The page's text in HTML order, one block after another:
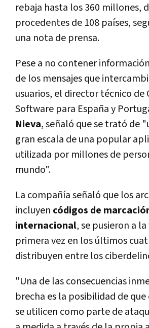
rebaja hasta los 360 millones,
procedentes de 108 países,
una nota de prensa.
Pese a no contener
de los mensajes que
usuarios, el director técnico de
Software para España y
Nieva, señaló que se trató de
gran escala de una popular
utilizada por millones de
mundo".
La compañía señaló que los
incluyen códigos de
internacional, se pusieron a
primera vez en los últimos
distribuyen entre los
"Una de las consecuencias
brecha es la posibilidad de que
se utilicen como parte de